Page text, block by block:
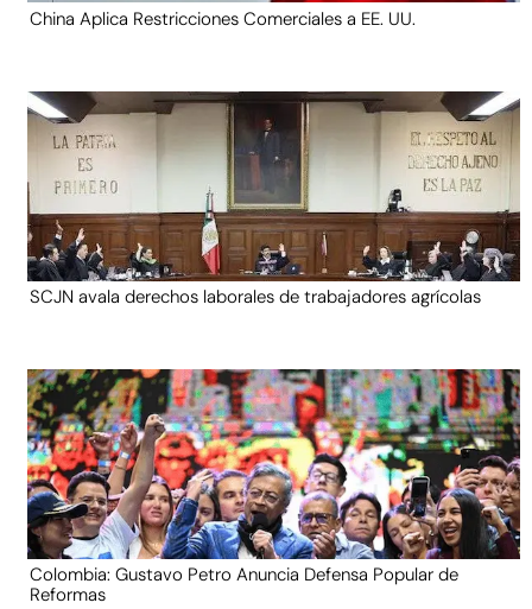
China Aplica Restricciones Comerciales a EE. UU.
SCJN avala derechos laborales de trabajadores agrícolas
Colombia: Gustavo Petro Anuncia Defensa Popular de
Reformas